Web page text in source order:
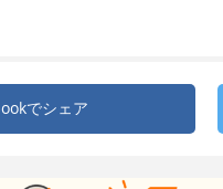
でシェア